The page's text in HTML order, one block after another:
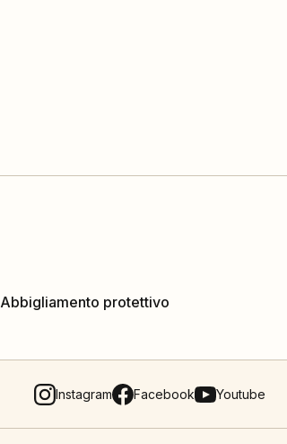
Abbigliamento protettivo
Instagram Facebook Youtube